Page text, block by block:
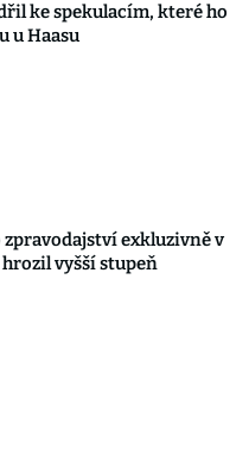
ke spekulacím, které ho
u Haasu
zpravodajství exkluzivně v
vyšší stupeň